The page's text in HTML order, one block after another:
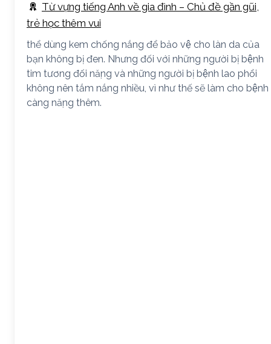
Từ vựng tiếng Anh về gia đình – Chủ đề gần gũi,
trẻ học thêm vui
thể dùng kem chống nắng để bảo vệ cho làn da của
bạn không bị đen. Nhưng đối với những người bị bệnh
tim tương đối nặng và những người bị bệnh lao phổi
không nên tắm nắng nhiều, vì như thế sẽ làm cho bệnh
càng nặng thêm.